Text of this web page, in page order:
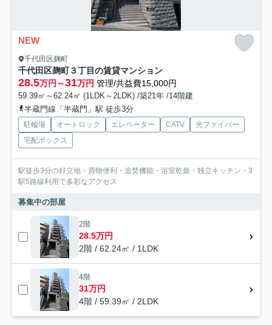
NEW
千代田区麹町
千代田区麹町３丁目の賃貸マンション
28.5万円～31万円 管理/共益費15,000円
59.39㎡～62.24㎡ (1LDK～2LDK) /築21年 /14階建
半蔵門線「半蔵門」駅 徒歩3分
駐輪場 オートロック エレベーター CATV
光ファイバー
宅配ボックス
駅徒歩3分の好立地・買物便利・追焚機能・浴室乾燥・独立キッチン・3
駅5路線利用で多彩なアクセス
募集中の部屋
2階
28.5万円
2階 / 62.24㎡ / 1LDK
4階
31万円
4階 / 59.39㎡ / 2LDK